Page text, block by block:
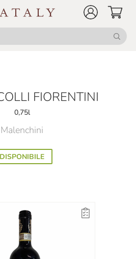
FIORENTINI
0,75l
Malenchini
DISPONIBILE